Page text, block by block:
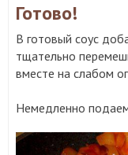
Готово!
В готовый соус
тщательно
вместе на слабом
Немедленно